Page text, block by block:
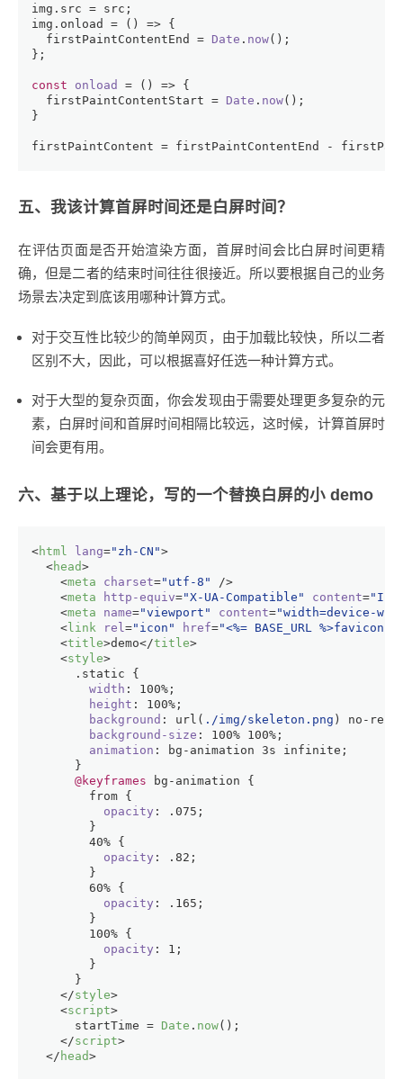
img. src = src;
img. onload = () => {
  firstPaintContentEnd =
Date . now();
};
const onload = ( ) => {
  firstPaintContentStart =
Date . now();
}
firstPaintContent = firstPaintContentEnd -
五、我该计算首屏时间还是白屏时间？
在评估页面是否开始渲染方面，首屏时间会比白屏时间更精
确，但是二者的结束时间往往很接近。所以要根据自己的业务
场景去决定到底该用哪种计算方式。
对于交互性比较少的简单网页，由于加载比较快，所以二者
区别不大，因此，可以根据喜好任选一种计算方式。
对于大型的复杂页面，你会发现由于需要处理更多复杂的元
素，白屏时间和首屏时间相隔比较远，这时候，计算首屏时
间会更有用。
六、基于以上理论，写的一个替换白屏的小 demo
<html lang="zh-CN">
<head>
<meta charset="utf-8"
/>
<meta http-equiv="X-UA-Compatible" content=
<meta name="viewport" content="width=device-
< link rel="icon" href="<%= BASE_URL
<title>demo</title>
<style>
.static {
width : 100% ;
height : 100% ;
background : url ( ./img/skeleton.png ) no-
background-size : 100% 100% ;
animation : bg-animation 3s infinite;
      }
@keyframes bg-animation {
from {
opacity : . 075 ;
        }
40% {
opacity : . 82 ;
        }
60% {
opacity : . 165 ;
        }
100% {
opacity : 1 ;
        }
      }
</style>
<script>
      startTime =
Date . now();
</script>
</ head>